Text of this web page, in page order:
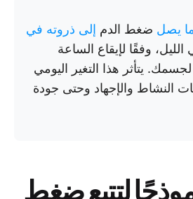
يصل ضغط الدم إلى ذروته في
وفقًا لإيقاع الساعة
لجسمك. يتأثر هذا التغير اليومي
النشاط والإجهاد وحتى جودة
14 نموذجًا لتتبع ضغط